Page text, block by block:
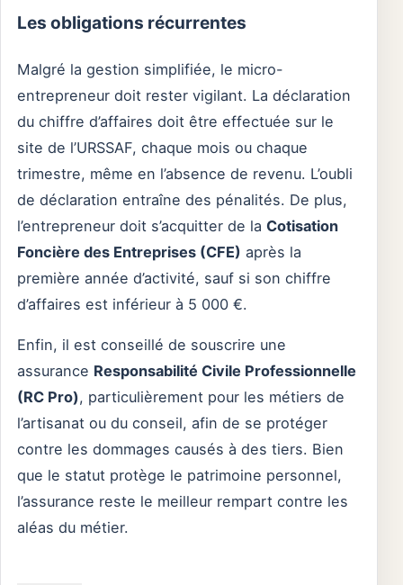
Les obligations récurrentes
Malgré la gestion simplifiée, le micro-
entrepreneur doit rester vigilant. La déclaration
du chiffre d’affaires doit être effectuée sur le
site de l’URSSAF, chaque mois ou chaque
trimestre, même en l’absence de revenu. L’oubli
de déclaration entraîne des pénalités. De plus,
l’entrepreneur doit s’acquitter de la Cotisation
Foncière des Entreprises (CFE) après la
première année d’activité, sauf si son chiffre
d’affaires est inférieur à 5 000 €.
Enfin, il est conseillé de souscrire une
assurance Responsabilité Civile Professionnelle
(RC Pro), particulièrement pour les métiers de
l’artisanat ou du conseil, afin de se protéger
contre les dommages causés à des tiers. Bien
que le statut protège le patrimoine personnel,
l’assurance reste le meilleur rempart contre les
aléas du métier.